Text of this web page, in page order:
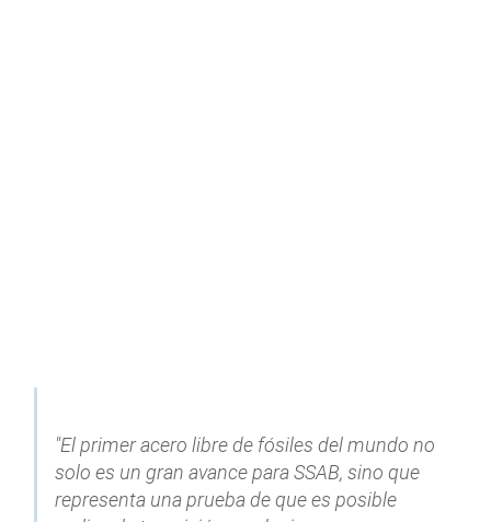
"El primer acero libre de fósiles del mundo no
solo es un gran avance para SSAB, sino que
representa una prueba de que es posible